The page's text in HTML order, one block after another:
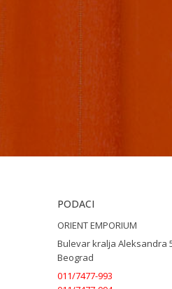
PODACI
ORIENT EMPORIUM
Bulevar kralja Aleksandra
Beograd
011/7477-993